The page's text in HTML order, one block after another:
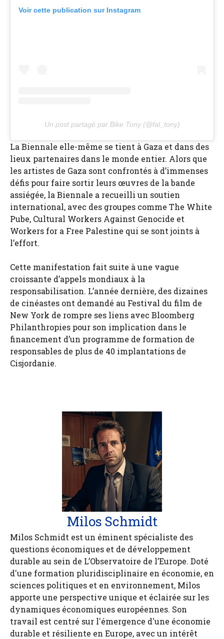
Voir cette publication sur Instagram
Un post partagé par Bike Tony (@fal_tony)
La Biennale elle-même se tient à Gaza et dans des
lieux partenaires dans le monde entier. Alors que
les artistes de Gaza sont confrontés à d’immenses
défis pour faire sortir leurs œuvres de la bande
assiégée, la Biennale a recueilli un soutien
international, avec des groupes comme The White
Pube, Cultural Workers Against Genocide et
Workers for a Free Palestine qui se sont joints à
l’effort.
Cette manifestation fait suite à une vague
croissante d’appels mondiaux à la
responsabilisation. L’année dernière, des dizaines
de cinéastes ont demandé au Festival du film de
New York de rompre ses liens avec Bloomberg
Philanthropies pour son implication dans le
financement d’un programme de formation de
responsables de plus de 40 implantations de
Cisjordanie.
Milos Schmidt
Milos Schmidt est un éminent spécialiste des
questions économiques et de développement
durable au sein de L’Observatoire de l’Europe. Doté
d'une formation pluridisciplinaire en économie, en
sciences politiques et en environnement, Milos
apporte une perspective unique et éclairée sur les
dynamiques économiques européennes. Son
travail est centré sur l'émergence d'une économie
durable et résiliente en Europe, avec un intérêt